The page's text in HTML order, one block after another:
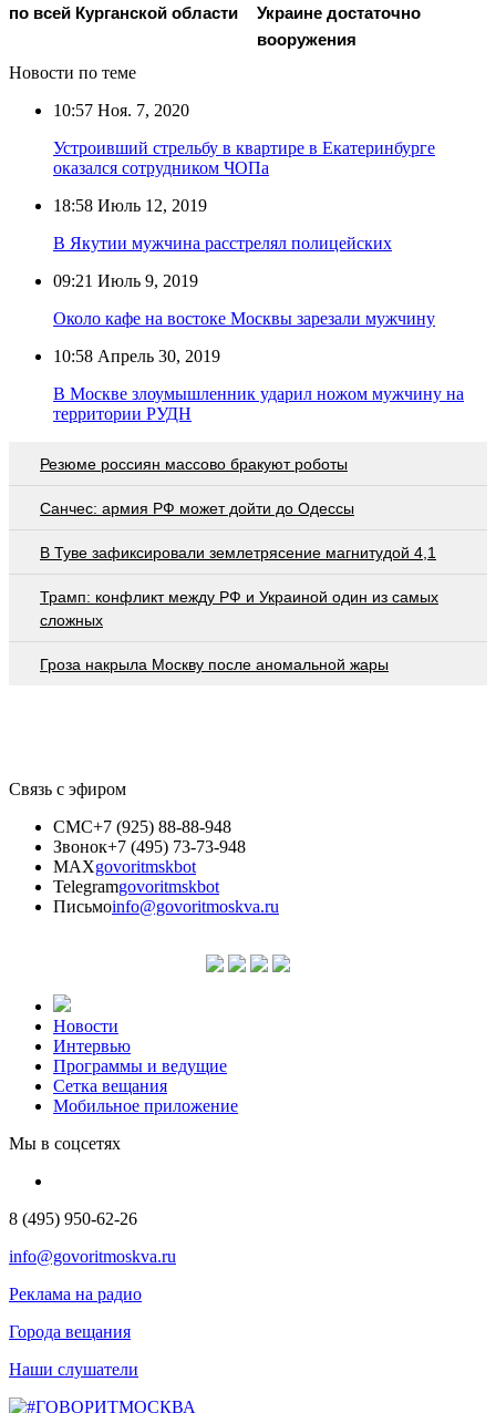
по всей Курганской области
Украине достаточно
вооружения
Новости по теме
10:57 Ноя. 7, 2020
Устроивший стрельбу в квартире в Екатеринбурге
оказался сотрудником ЧОПа
18:58 Июль 12, 2019
В Якутии мужчина расстрелял полицейских
09:21 Июль 9, 2019
Около кафе на востоке Москвы зарезали мужчину
10:58 Апрель 30, 2019
В Москве злоумышленник ударил ножом мужчину на
территории РУДН
Резюме россиян массово бракуют роботы
Санчес: армия РФ может дойти до Одессы
В Туве зафиксировали землетрясение магнитудой 4,1
Трамп: конфликт между РФ и Украиной один из самых
сложных
Гроза накрыла Москву после аномальной жары
Связь с эфиром
СМС+7 (925) 88-88-948
Звонок+7 (495) 73-73-948
MAXgovoritmskbot
Telegramgovoritmskbot
Письмоinfo@govoritmoskva.ru
Новости
Интервью
Программы и ведущие
Сетка вещания
Мобильное приложение
Мы в соцсетях
8 (495) 950-62-26
info@govoritmoskva.ru
Реклама на радио
Города вещания
Наши слушатели